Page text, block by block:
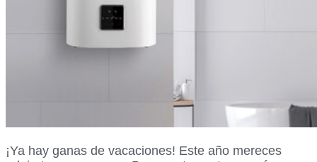
¡Ya hay ganas de vacaciones! Este año mereces